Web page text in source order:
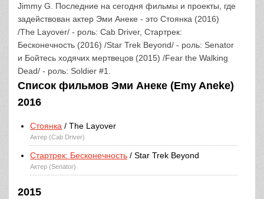
Jimmy G. Последние на сегодня фильмы и проекты, где
задействован актер Эми Анеке - это Стоянка (2016)
/The Layover/ - роль: Cab Driver, Стартрек:
Бесконечность (2016) /Star Trek Beyond/ - роль: Senator
и Бойтесь ходячих мертвецов (2015) /Fear the Walking
Dead/ - роль: Soldier #1.
Список фильмов Эми Анеке (Emy Aneke)
2016
Стоянка / The Layover
Актер (Cab Driver)
Стартрек: Бесконечность / Star Trek Beyond
Актер (Senator)
2015